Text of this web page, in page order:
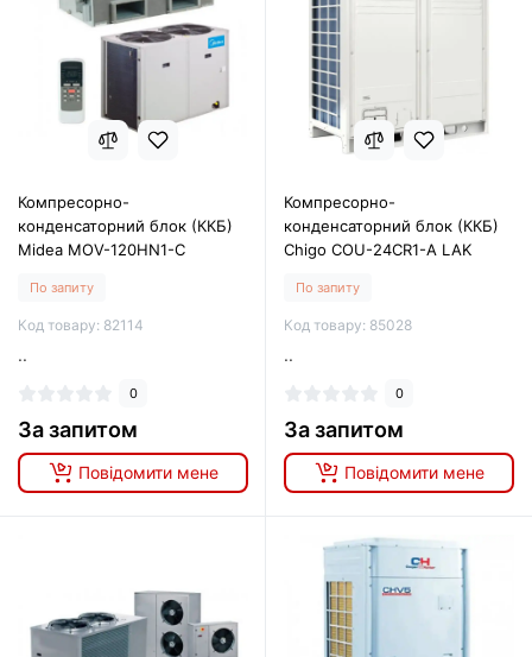
Компресорно-
конденсаторний блок (ККБ)
Midea MOV-120HN1-C
По запиту
Код товару: 82114
..
0
За запитом
Повідомити мене
Компресорно-
конденсаторний блок (ККБ)
Chigo COU-24CR1-A LAK
По запиту
Код товару: 85028
..
0
За запитом
Повідомити мене